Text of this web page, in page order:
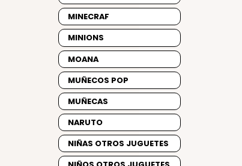
MINECRAF
MINIONS
MOANA
MUÑECOS POP
MUÑECAS
NARUTO
NIÑAS OTROS JUGUETES